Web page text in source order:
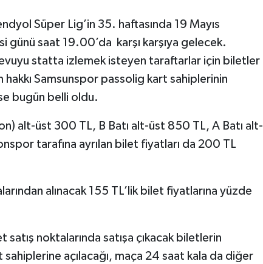
Süper Lig’in 35. haftasında 19 Mayıs
günü saat 19.00’da karşı karşıya gelecek.
statta izlemek isteyen taraftarlar için biletler
hakkı Samsunspor passolig kart sahiplerinin
bugün belli oldu.
alt-üst 300 TL, B Batı alt-üst 850 TL, A Batı alt-
tarafına ayrılan bilet fiyatları da 200 TL
alınacak 155 TL’lik bilet fiyatlarına yüzde
noktalarında satışa çıkacak biletlerin
açılacağı, maça 24 saat kala da diğer